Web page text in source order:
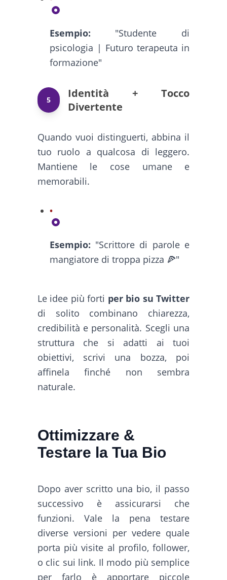
Esempio: "Studente di
psicologia | Futuro terapeuta in
formazione"
5
Identità + Tocco
Divertente
Quando vuoi distinguerti, abbina il
tuo ruolo a qualcosa di leggero.
Mantiene le cose umane e
memorabili.
Esempio: "Scrittore di parole e
mangiatore di troppa pizza 🍕"
Le idee più forti per bio su Twitter
di solito combinano chiarezza,
credibilità e personalità. Scegli una
struttura che si adatti ai tuoi
obiettivi, scrivi una bozza, poi
affinela finché non sembra
naturale.
Ottimizzare &
Testare la Tua Bio
Dopo aver scritto una bio, il passo
successivo è assicurarsi che
funzioni. Vale la pena testare
diverse versioni per vedere quale
porta più visite al profilo, follower,
o clic sui link. Il modo più semplice
per farlo è apportare piccole